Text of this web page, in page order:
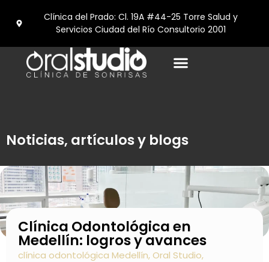
Clínica del Prado: Cl. 19A #44-25 Torre Salud y
Servicios Ciudad del Río Consultorio 2001
Noticias, artículos y blogs
Clínica Odontológica en
Medellín: logros y avances
clínica odontológica Medellín, Oral Studio,